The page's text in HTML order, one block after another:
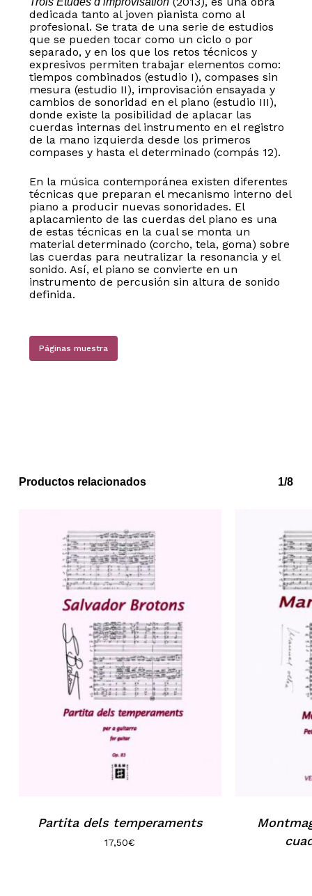
No hay productos en el carrito.
dedicada tanto al joven pianista como al
profesional. Se trata de una serie de estudios
que se pueden tocar como un ciclo o por
separado, y en los que los retos técnicos y
expresivos permiten trabajar elementos como:
tiempos combinados (estudio I), compases sin
mesura (estudio II), improvisación ensayada y
cambios de sonoridad en el piano (estudio III),
donde existe la posibilidad de aplacar las
cuerdas internas del instrumento en el registro
de la mano izquierda desde los primeros
compases y hasta el determinado (compás 12).
En la música contemporánea existen diferentes
técnicas que preparan el mecanismo interno del
piano a producir nuevas sonoridades. El
aplacamiento de las cuerdas del piano es una
de estas técnicas en la cual se monta un
material determinado (corcho, tela, goma) sobre
las cuerdas para neutralizar la resonancia y el
sonido. Así, el piano se convierte en un
instrumento de percusión sin altura de sonido
definida.
Páginas muestra
Productos relacionados 1/8
Partita dels temperaments
17,50€